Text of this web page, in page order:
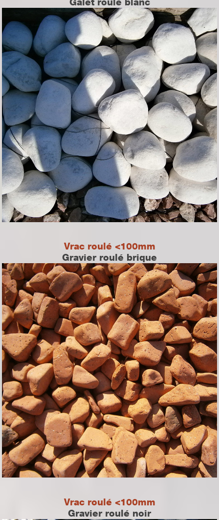
Vrac roulé <100mm
Gravier roulé brique
Vrac roulé <100mm
Gravier roulé noir